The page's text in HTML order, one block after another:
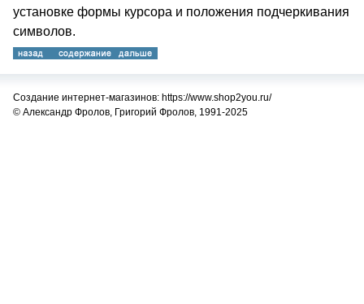
установке формы курсора и положения подчеркивания
символов.
Создание интернет-магазинов: https://www.shop2you.ru/
© Александр Фролов, Григорий Фролов, 1991-2025